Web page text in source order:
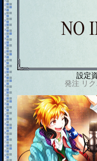
設定
発注 リ